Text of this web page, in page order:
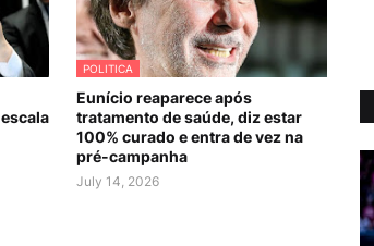
POLITICA
Eunício reaparece após
tratamento de saúde, diz estar
100% curado e entra de vez na
pré-campanha
July 14, 2026